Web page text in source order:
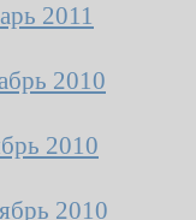
2011
2010
2010
2010